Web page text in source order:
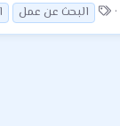
ا
ل
البحث عن عمل